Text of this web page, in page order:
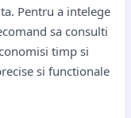
Pentru a intelege
sa consulti
timp si
si functionale